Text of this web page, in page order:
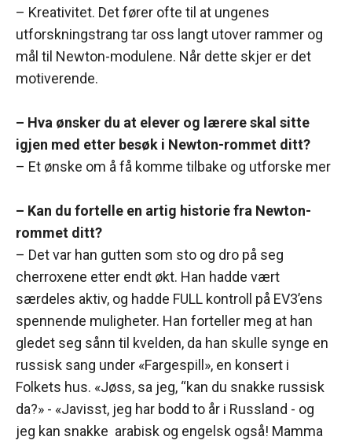
– Kreativitet. Det fører ofte til at ungenes
utforskningstrang tar oss langt utover rammer og
mål til Newton-modulene. Når dette skjer er det
motiverende.
– Hva ønsker du at elever og lærere skal sitte
igjen med etter besøk i Newton-rommet ditt?
– Et ønske om å få komme tilbake og utforske mer
– Kan du fortelle en artig historie fra Newton-
rommet ditt?
– Det var han gutten som sto og dro på seg
cherroxene etter endt økt. Han hadde vært
særdeles aktiv, og hadde FULL kontroll på EV3’ens
spennende muligheter. Han forteller meg at han
gledet seg sånn til kvelden, da han skulle synge en
russisk sang under «Fargespill», en konsert i
Folkets hus. «Jøss, sa jeg, “kan du snakke russisk
da?» - «Javisst, jeg har bodd to år i Russland - og
jeg kan snakke arabisk og engelsk også! Mamma